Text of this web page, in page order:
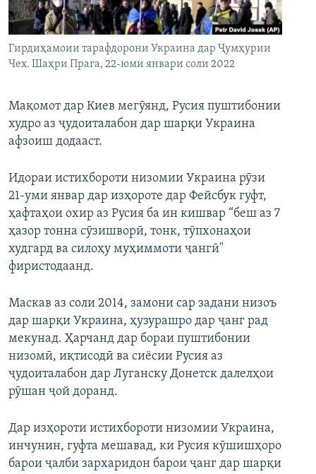
ГУЗОРИШҲОИ РАДИОӢ
Русский
ПАЙГИРӢ КУНЕД
Гирдиҳамоии тарафдорони Украина дар Ҷумҳурии
Чех. Шаҳри Прага, 22-юми январи соли 2022
Мақомот дар Киев мегӯянд, Русия пуштибонии
худро аз ҷудоиталабон дар шарқи Украина
афзоиш додааст.
Идораи истихбороти низомии Украина рӯзи
21-уми январ дар изҳороте дар Фейсбук гуфт,
ҳафтаҳои охир аз Русия ба ин кишвар “беш аз 7
ҳазор тонна сӯзишворӣ, тонк, тӯпхонаҳои
худгард ва силоҳу муҳиммоти ҷангӣ"
фиристодаанд.
Маскав аз соли 2014, замони сар задани низоъ
дар шарқи Украина, ҳузурашро дар ҷанг рад
мекунад. Ҳарчанд дар бораи пуштибонии
низомӣ, иқтисодӣ ва сиёсии Русия аз
ҷудоиталабон дар Луганску Донетск далелҳои
рӯшан ҷой доранд.
Дар изҳороти истихбороти низомии Украина,
инчунин, гуфта мешавад, ки Русия кӯшишҳоро
барои ҷалби зархаридон барои ҷанг дар шарқи